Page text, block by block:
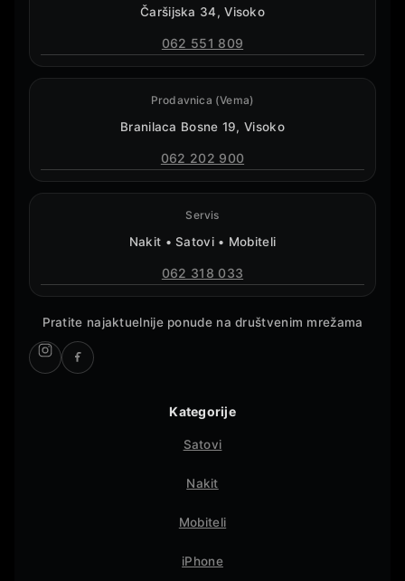
Čaršijska 34, Visoko
062 551 809
Prodavnica (Vema)
Branilaca Bosne 19, Visoko
062 202 900
Servis
Nakit • Satovi • Mobiteli
062 318 033
Pratite najaktuelnije ponude na društvenim mrežama
Kategorije
Satovi
Nakit
Mobiteli
iPhone